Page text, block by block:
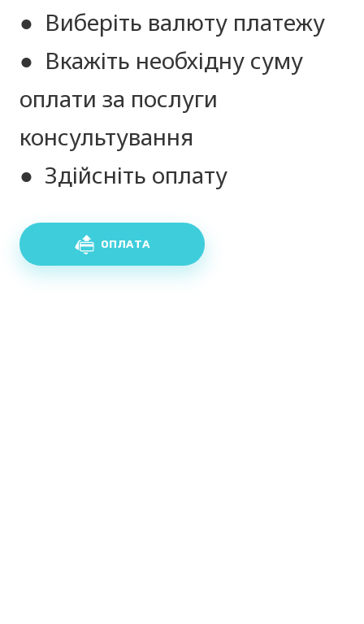
● Виберіть валюту платежу
● Вкажіть необхідну суму
оплати за послуги
консультування
● Здійсніть оплату
ОПЛАТА